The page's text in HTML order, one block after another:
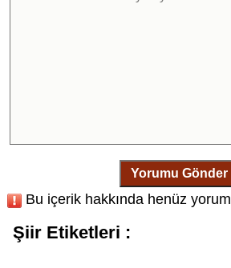
Yorumu Gönder
Bu içerik hakkında henüz yorum
Şiir Etiketleri :